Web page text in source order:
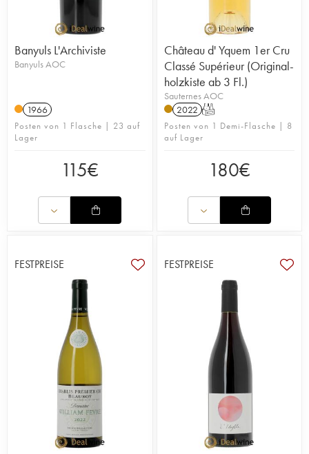
Banyuls L'Archiviste
Banyuls AOC
1966
Posten von 1 Flasche | 23 auf
Lager
115€
Château d' Yquem 1er Cru
Classé Supérieur (Original-
holzkiste ab 3 Fl.)
Sauternes AOC
2022 T
Posten von 1 Demi-Flasche | 8
auf Lager
180€
FESTPREISE FESTPREISE